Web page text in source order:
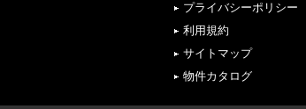
プライバシーポリシー
利用規約
サイトマップ
物件カタログ